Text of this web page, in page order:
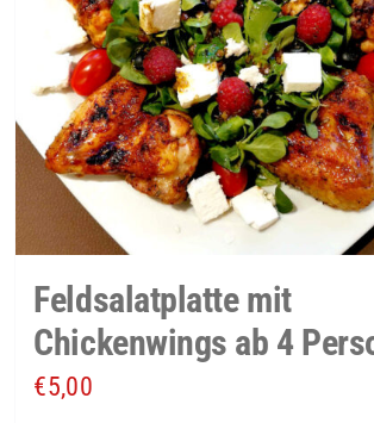
Feldsalatplatte mit
Chickenwings ab 4
€5,00